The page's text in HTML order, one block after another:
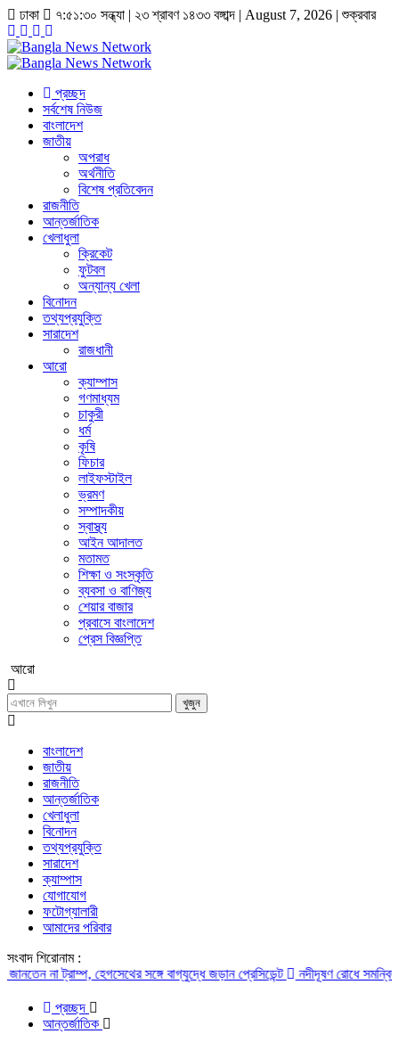
ঢাকা ৭:৫১:৩০ সন্ধ্যা | ২৩ শ্রাবণ ১৪৩৩ বঙ্গাব্দ | August 7, 2026 |শুক্রবার
প্রচ্ছদ
সর্বশেষ নিউজ
বাংলাদেশ
জাতীয়
অপরাধ
অর্থনীতি
বিশেষ প্রতিবেদন
রাজনীতি
আন্তর্জাতিক
খেলাধুলা
ক্রিকেট
ফুটবল
অন্যান্য খেলা
বিনোদন
তথ্যপ্রযুক্তি
সারাদেশ
রাজধানী
আরো
ক্যাম্পাস
গণমাধ্যম
চাকুরী
ধর্ম
কৃষি
ফিচার
লাইফস্টাইল
ভ্রমণ
সম্পাদকীয়
স্বাস্থ্য
আইন আদালত
মতামত
শিক্ষা ও সংস্কৃতি
ব্যবসা ও বাণিজ্য
শেয়ার বাজার
প্রবাসে বাংলাদেশ
প্রেস বিজ্ঞপ্তি
আরো
খুজুন
বাংলাদেশ
জাতীয়
রাজনীতি
আন্তর্জাতিক
খেলাধুলা
বিনোদন
তথ্যপ্রযুক্তি
সারাদেশ
ক্যাম্পাস
যোগাযোগ
ফটোগ্যালারী
আমাদের পরিবার
সংবাদ শিরোনাম :
না ট্রাম্প, হেগসেথের সঙ্গে বাগ্‌যুদ্ধে জড়ান প্রেসিডেন্ট নদীদূষণ রোধে সমন্বিত
প্রচ্ছদ
আন্তর্জাতিক